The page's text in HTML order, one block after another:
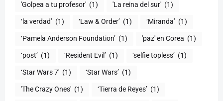
'Golpea a tu profesor' (1) 'La reina del sur' (1)
‘la verdad’ (1) ‘Law & Order’ (1) ‘Miranda’ (1)
‘Pamela Anderson Foundation’ (1) 'paz' en Corea (1)
‘post’ (1) ‘Resident Evil’ (1) ‘selfie topless’ (1)
‘Star Wars 7′ (1) ‘Star Wars’ (1)
'The Crazy Ones' (1) ‘Tierra de Reyes’ (1)